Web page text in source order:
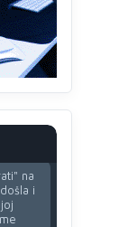
a
na
i